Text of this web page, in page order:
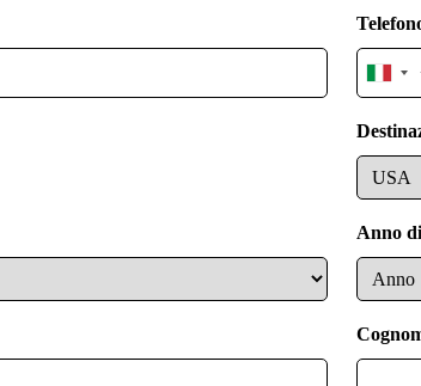
I
t
a
l
y
+
3
9
Anno